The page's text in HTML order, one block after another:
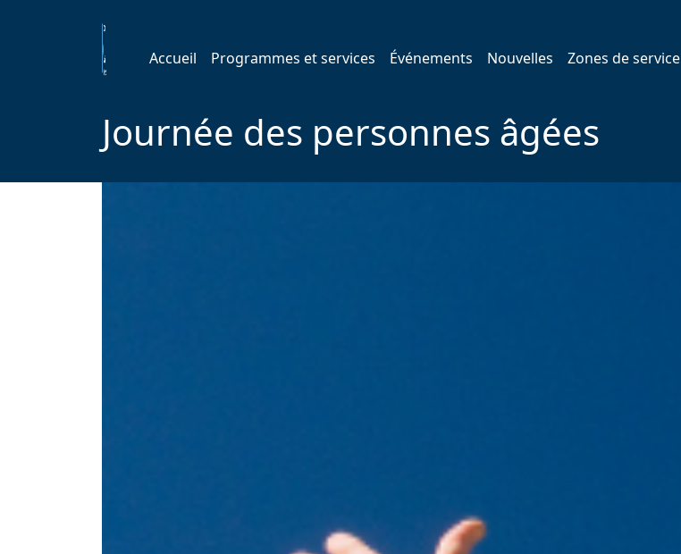
Accueil Programmes et services Événements Nouvelles Zones de service
Journée des personnes âgées